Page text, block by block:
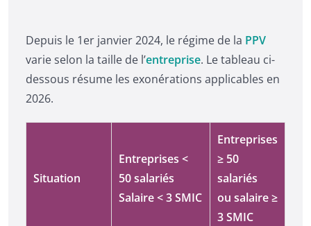
Depuis le 1er janvier 2024, le régime de la PPV
varie selon la taille de l’entreprise. Le tableau ci-
dessous résume les exonérations applicables en
2026.
Situation
Entreprises <
50 salariés
Salaire < 3 SMIC
Entreprises
≥ 50
salariés
ou salaire ≥
3 SMIC